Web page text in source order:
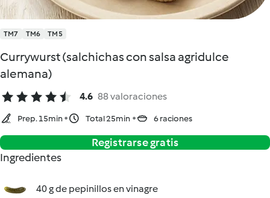
TM7 TM6 TM5
Currywurst (salchichas con salsa agridulce
alemana)
4.6 88 valoraciones
Prep. 15min Total 25min 6 raciones
Registrarse gratis
Ingredientes
40 g de pepinillos en vinagre